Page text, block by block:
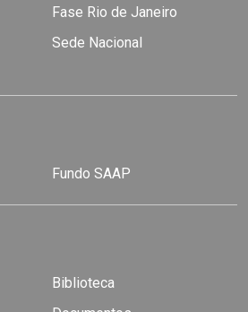
Fase Rio de Janeiro
Sede Nacional
Fundo SAAP
Biblioteca